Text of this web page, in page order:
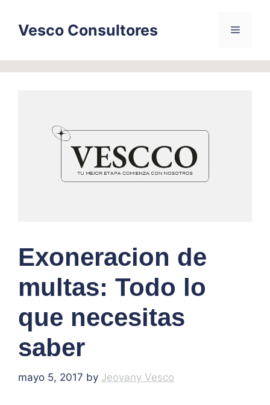
contentVesco Consultores Menu
Exoneracion de
multas: Todo lo
que necesitas
saber
mayo 5, 2017 by Jeovany Vesco